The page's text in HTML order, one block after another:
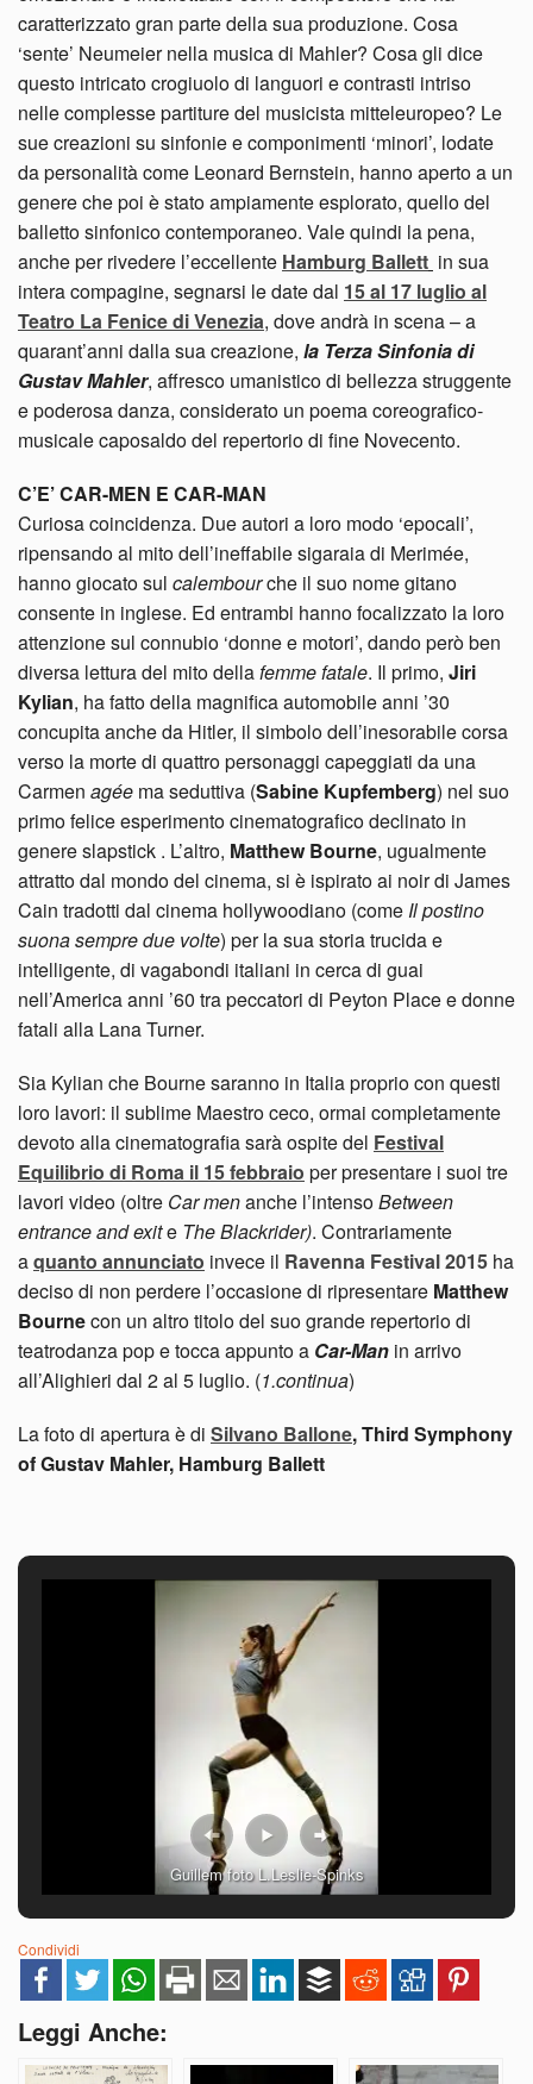
caratterizzato gran parte della sua produzione. Cosa
‘sente’ Neumeier nella musica di Mahler? Cosa gli dice
questo intricato crogiuolo di languori e contrasti intriso
nelle complesse partiture del musicista mitteleuropeo? Le
sue creazioni su sinfonie e componimenti ‘minori’, lodate
da personalità come Leonard Bernstein, hanno aperto a un
genere che poi è stato ampiamente esplorato, quello del
balletto sinfonico contemporaneo. Vale quindi la pena,
anche per rivedere l’eccellente Hamburg Ballett in sua
intera compagine, segnarsi le date dal 15 al 17 luglio al
Teatro La Fenice di Venezia, dove andrà in scena – a
quarant’anni dalla sua creazione, la Terza Sinfonia di
Gustav Mahler, affresco umanistico di bellezza struggente
e poderosa danza, considerato un poema coreografico-
musicale caposaldo del repertorio di fine Novecento.
C’E’ CAR-MEN E CAR-MAN
Curiosa coincidenza. Due autori a loro modo ‘epocali’,
ripensando al mito dell’ineffabile sigaraia di Merimée,
hanno giocato sul calembourche il suo nome gitano
consente in inglese. Ed entrambi hanno focalizzato la loro
attenzione sul connubio ‘donne e motori’, dando però ben
diversa lettura del mito dellafemme fatale. Il primo, Jiri
Kylian, ha fatto della magnifica automobile anni ’30
concupita anche da Hitler, il simbolo dell’inesorabile corsa
verso la morte di quattro personaggi capeggiati da una
Carmen agée ma seduttiva (Sabine Kupfemberg) nel suo
primo felice esperimento cinematografico declinato in
genere slapstick . L’altro, Matthew Bourne, ugualmente
attratto dal mondo del cinema, si è ispirato ai noir di James
Cain tradotti dal cinema hollywoodiano (come Il postino
suona sempre due volte) per la sua storia trucida e
intelligente, di vagabondi italiani in cerca di guai
nell’America anni ’60 tra peccatori di Peyton Place e donne
fatali alla Lana Turner.
Sia Kylian che Bourne saranno in Italia proprio con questi
loro lavori: il sublime Maestro ceco, ormai completamente
devoto alla cinematografia sarà ospite del Festival
Equilibrio di Roma il 15 febbraio per presentare i suoi tre
lavori video (oltre Car menanche l’intensoBetween
entrance and exite The Blackrider). Contrariamente
aquanto annunciato invece il Ravenna Festival 2015 ha
deciso di non perdere l’occasione di ripresentare Matthew
Bournecon un altro titolo del suo grande repertorio di
teatrodanza pop e tocca appunto a Car-Man in arrivo
all’Alighieri dal 2 al 5 luglio. (1.continua)
La foto di apertura è di Silvano Ballone, Third Symphony
of Gustav Mahler, Hamburg Ballett
Guillem foto L.Leslie-Spinks
Condividi
Leggi Anche: